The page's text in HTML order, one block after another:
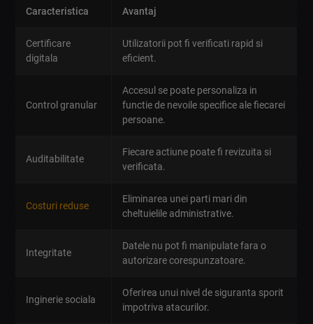
Caracteristica Avantaj
Certificare
digitala
Utilizatorii pot fi verificati rapid si
eficient.
Control granular
Accesul se poate personaliza in
functie de nevoile specifice ale fiecarei
persoane.
Auditabilitate
Fiecare actiune poate fi revizuita si
verificata.
Costuri reduse
Eliminarea unei parti mari din
cheltuielile administrative.
Integritate
Datele nu pot fi manipulate fara o
autorizare corespunzatoare.
Inginerie sociala
Oferirea unui nivel de siguranta sporit
impotriva atacurilor.